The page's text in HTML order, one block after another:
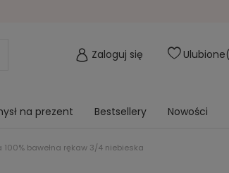
Zaloguj się Ulubione
na prezent Bestsellery Nowości
100% bawełna rękaw 3/4 niebieska